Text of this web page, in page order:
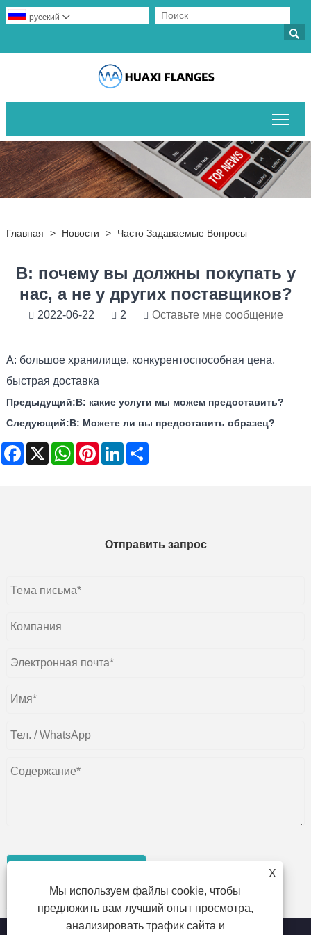

русский 
Главная > Новости > Часто Задаваемые Вопросы
В: почему вы должны покупать у
нас, а не у других поставщиков?
2022-06-22 2 Оставьте мне сообщение
A: большое хранилище, конкурентоспособная цена,
быстрая доставка
Предыдущий:В: какие услуги мы можем предоставить?
Следующий:В: Можете ли вы предоставить образец?
Facebook
X WhatsAppPinterestLinkedIn
Отправить запрос
рассмотрение
X
Мы используем файлы cookie, чтобы
предложить вам лучший опыт просмотра,
анализировать трафик сайта и